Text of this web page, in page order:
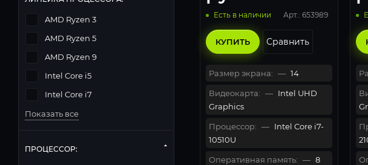
Есть в наличии Арт.: 653989
КУПИТЬ Сравнить
Размер экрана: — 14
Видеокарта: — Intel UHD
Graphics
Процессор: — Intel Core i7-
10510U
Оперативная память: — 8
AMD Ryzen 3
AMD Ryzen 5
AMD Ryzen 9
Intel Core i5
Intel Core i7
Показать все
ПРОЦЕССОР: